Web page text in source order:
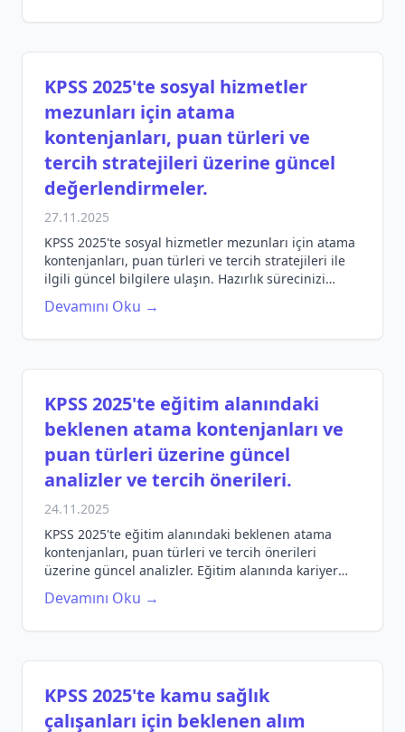
KPSS 2025'te sosyal hizmetler
mezunları için atama
kontenjanları, puan türleri ve
tercih stratejileri üzerine güncel
değerlendirmeler.
27.11.2025
KPSS 2025'te sosyal hizmetler mezunları için atama
kontenjanları, puan türleri ve tercih stratejileri ile
ilgili güncel bilgilere ulaşın. Hazırlık sürecinizi
güçlendirin.
Devamını Oku →
KPSS 2025'te eğitim alanındaki
beklenen atama kontenjanları ve
puan türleri üzerine güncel
analizler ve tercih önerileri.
24.11.2025
KPSS 2025'te eğitim alanındaki beklenen atama
kontenjanları, puan türleri ve tercih önerileri
üzerine güncel analizler. Eğitim alanında kariyer
hedefleyen adaylar için detaylı bilgiler.
Devamını Oku →
KPSS 2025'te kamu sağlık
çalışanları için beklenen alım